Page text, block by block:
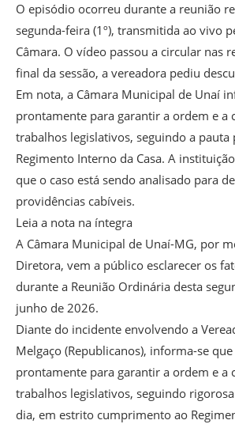
O episódio ocorreu durante a reunião
segunda-feira (1º), transmitida ao vivo
Câmara. O vídeo passou a circular nas
final da sessão, a vereadora pediu
Em nota, a Câmara Municipal de Unaí
prontamente para garantir a ordem e a
trabalhos legislativos, seguindo a pauta
Regimento Interno da Casa. A
que o caso está sendo analisado para
providências cabíveis.
Leia a nota na íntegra
A Câmara Municipal de Unaí-MG, por
Diretora, vem a público esclarecer os
durante a Reunião Ordinária desta
junho de 2026.
Diante do incidente envolvendo a
Melgaço (Republicanos), informa-se
prontamente para garantir a ordem e a
trabalhos legislativos, seguindo
dia, em estrito cumprimento ao